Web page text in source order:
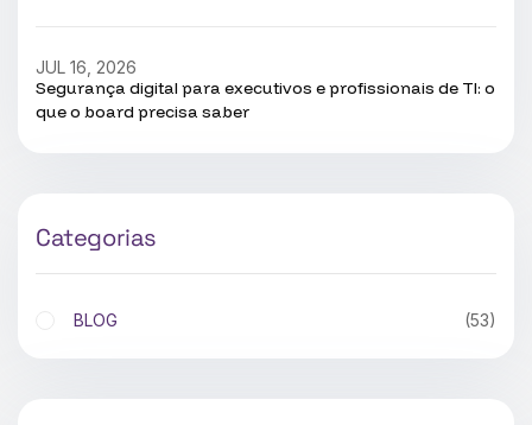
Segurança digital para executivos e profissionais de TI: o
que o board precisa saber
JUL 16, 2026
Categorias
BLOG (53)